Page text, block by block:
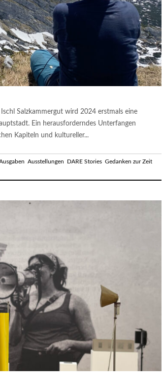
Salzkammergut wird 2024 erstmals eine
Ein herausforderndes Unterfangen
Kapiteln und kultureller...
Ausstellungen DARE Stories Gedanken zur Zeit